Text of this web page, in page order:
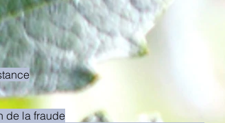
de la fraude